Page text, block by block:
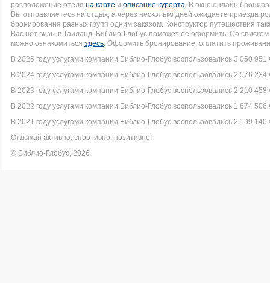
расположение отеля на карте и описание курорта. В окне онлайн
Вы отправляетесь на отдых, а через несколько дней ожидаете приезда
бронирования разных групп одним заказом. Конструктор путешествия
Вас нет визы в Таиланд, Библио-Глобус поможет её оформить. Со
можно ознакомиться здесь. Оформить бронирование, оплатить
В 2025 году услугами компании Библио-Глобус воспользовались 3 050 951
В 2024 году услугами компании Библио-Глобус воспользовались 2 576 234
В 2023 году услугами компании Библио-Глобус воспользовались 2 210 458
В 2022 году услугами компании Библио-Глобус воспользовались 1 674 506
В 2021 году услугами компании Библио-Глобус воспользовались 2 199 140
Отдыхай активно, спортивно, позитивно!
© Библио-Глобус, 2026